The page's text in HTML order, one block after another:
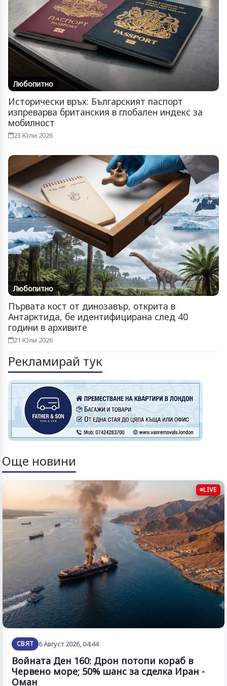
Любопитно
Исторически връх: Българският паспорт
изпреварва британския в глобален индекс за
мобилност
23 Юли 2026
Любопитно
Първата кост от динозавър, открита в
Антарктида, бе идентифицирана след 40
години в архивите
21 Юли 2026
Рекламирай тук
Още новини
LIVE
СВЯТ 6 Август 2026, 04:44
Войната Ден 160: Дрон потопи кораб в
Червено море; 50% шанс за сделка Иран -
Оман